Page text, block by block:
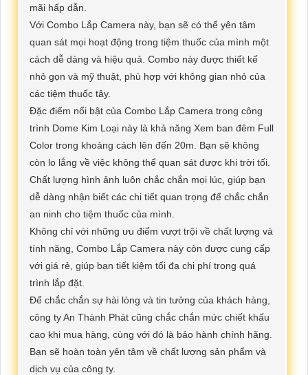
mãi hấp dẫn.
Với Combo Lắp Camera này, bạn sẽ có thể yên tâm
quan sát mọi hoạt động trong tiệm thuốc của mình một
cách dễ dàng và hiệu quả. Combo này được thiết kế
nhỏ gọn và mỹ thuật, phù hợp với không gian nhỏ của
các tiệm thuốc tây.
Đặc điểm nổi bật của Combo Lắp Camera trong công
trình Dome Kim Loại này là khả năng Xem ban đêm Full
Color trong khoảng cách lên đến 20m. Bạn sẽ không
còn lo lắng về việc không thể quan sát được khi trời tối.
Chất lượng hình ảnh luôn chắc chắn mọi lúc, giúp bạn
dễ dàng nhận biết các chi tiết quan trọng để chắc chắn
an ninh cho tiệm thuốc của mình.
Không chỉ với những ưu điểm vượt trội về chất lượng và
tính năng, Combo Lắp Camera này còn được cung cấp
với giá rẻ, giúp bạn tiết kiệm tối đa chi phí trong quá
trình lắp đặt.
Để chắc chắn sự hài lòng và tin tưởng của khách hàng,
công ty An Thành Phát cũng chắc chắn mức chiết khấu
cao khi mua hàng, cùng với đó là bảo hành chính hãng.
Bạn sẽ hoàn toàn yên tâm về chất lượng sản phẩm và
dịch vụ của công ty.